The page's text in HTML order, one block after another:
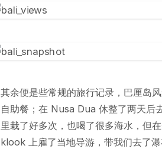
其余便是些常规的旅行记录，巴厘岛
自助餐；在 Nusa Dua 休整了两天后
里栽了好多次，也喝了很多海水，但
klook 上雇了当地导游，带我们去了